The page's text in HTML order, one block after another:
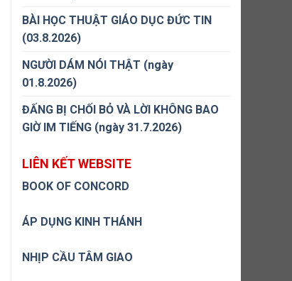
BÀI HỌC THUẬT GIÁO DỤC ĐỨC TIN
(03.8.2026)
NGƯỜI DÁM NÓI THẬT (ngày
01.8.2026)
ĐẤNG BỊ CHỐI BỎ VÀ LỜI KHÔNG BAO
GIỜ IM TIẾNG (ngày 31.7.2026)
LIÊN KẾT WEBSITE
BOOK OF CONCORD
ÁP DỤNG KINH THÁNH
NHỊP CẦU TÂM GIAO